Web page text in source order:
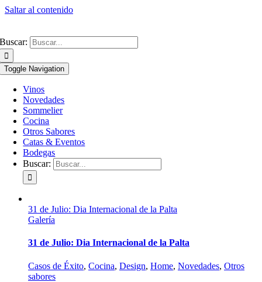
Saltar al contenido
Buscar:
Toggle Navigation
Vinos
Novedades
Sommelier
Cocina
Otros Sabores
Catas & Eventos
Bodegas
Buscar:
31 de Julio: Dia Internacional de la Palta
Galería
31 de Julio: Dia Internacional de la Palta
Casos de Éxito, Cocina, Design, Home, Novedades, Otros
sabores